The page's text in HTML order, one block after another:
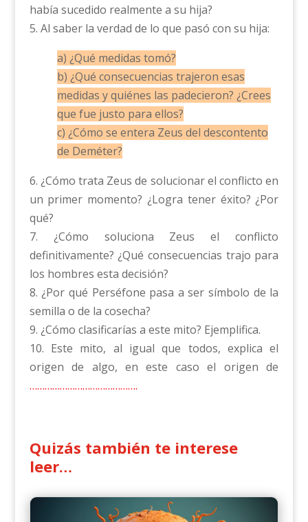
había sucedido realmente a su hija?
5. Al saber la verdad de lo que pasó con su hija:
a) ¿Qué medidas tomó?
b) ¿Qué consecuencias trajeron esas
medidas y quiénes las padecieron? ¿Crees
que fue justo para ellos?
c) ¿Cómo se entera Zeus del descontento
de Deméter?
6. ¿Cómo trata Zeus de solucionar el conflicto en
un primer momento? ¿Logra tener éxito? ¿Por
qué?
7. ¿Cómo soluciona Zeus el conflicto
definitivamente? ¿Qué consecuencias trajo para
los hombres esta decisión?
8. ¿Por qué Perséfone pasa a ser símbolo de la
semilla o de la cosecha?
9. ¿Cómo clasificarías a este mito? Ejemplifica.
10. Este mito, al igual que todos, explica el
origen de algo, en este caso el origen de
…………………………………….
Quizás también te interese
leer…